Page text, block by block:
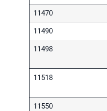
11470
11490
11498
11518
11550